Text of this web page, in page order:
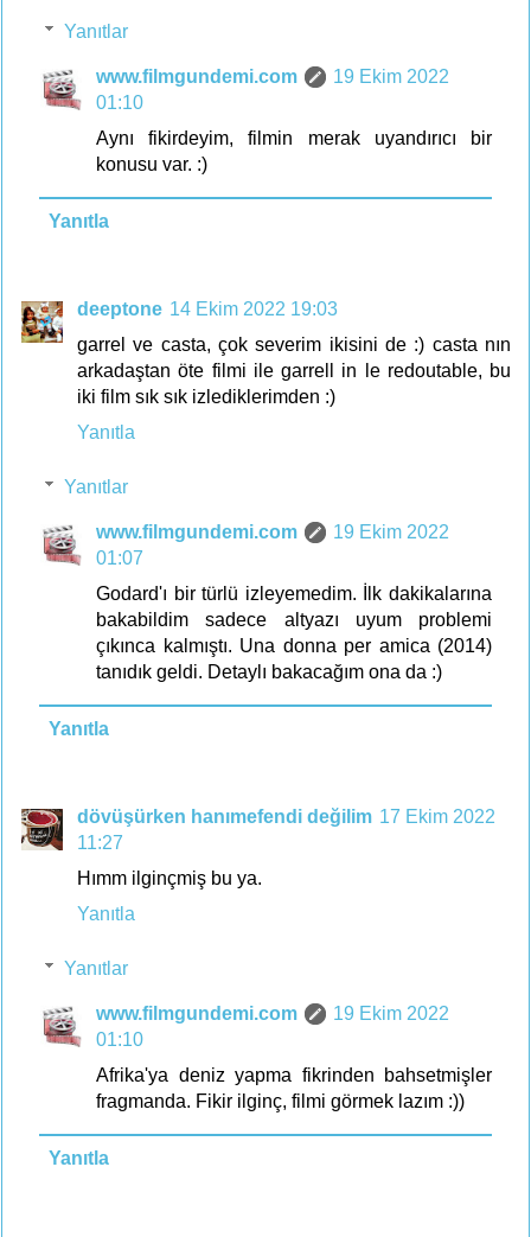
Yanıtlar
www.filmgundemi.com
19 Ekim 2022
01:10
Aynı fikirdeyim, filmin merak uyandırıcı bir
konusu var. :)
Yanıtla
deeptone 14 Ekim 2022 19:03
garrel ve casta, çok severim ikisini de :) casta nın
arkadaştan öte filmi ile garrell in le redoutable, bu
iki film sık sık izlediklerimden :)
Yanıtla
Yanıtlar
www.filmgundemi.com
19 Ekim 2022
01:07
Godard'ı bir türlü izleyemedim. İlk dakikalarına
bakabildim sadece altyazı uyum problemi
çıkınca kalmıştı. Una donna per amica (2014)
tanıdık geldi. Detaylı bakacağım ona da :)
Yanıtla
dövüşürken hanımefendi değilim 17 Ekim 2022
11:27
Hımm ilginçmiş bu ya.
Yanıtla
Yanıtlar
www.filmgundemi.com
19 Ekim 2022
01:10
Afrika'ya deniz yapma fikrinden bahsetmişler
fragmanda. Fikir ilginç, filmi görmek lazım :))
Yanıtla